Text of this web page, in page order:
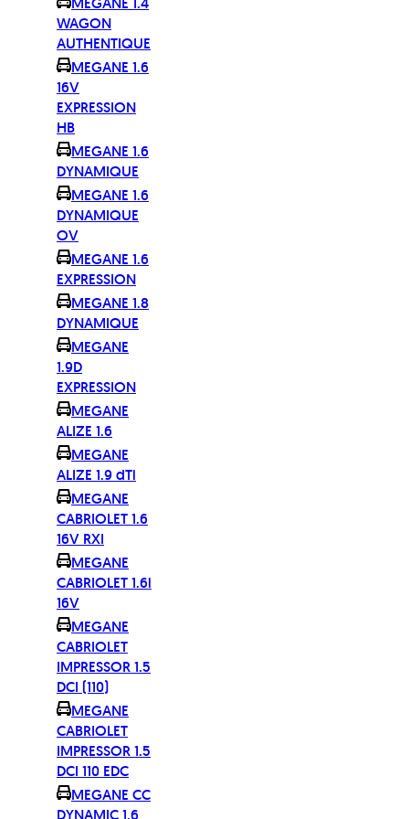
WAGON
AUTHENTIQUE
MEGANE 1.6
16V
EXPRESSION
HB
MEGANE 1.6
DYNAMIQUE
MEGANE 1.6
DYNAMIQUE
OV
MEGANE 1.6
EXPRESSION
MEGANE 1.8
DYNAMIQUE
MEGANE
1.9D
EXPRESSION
MEGANE
ALIZE 1.6
MEGANE
ALIZE 1.9 dTi
MEGANE
CABRIOLET 1.6
16V RXI
MEGANE
CABRIOLET 1.6i
16V
MEGANE
CABRIOLET
IMPRESSOR 1.5
DCI (110)
MEGANE
CABRIOLET
IMPRESSOR 1.5
DCI 110 EDC
MEGANE CC
DYNAMIC 1.6